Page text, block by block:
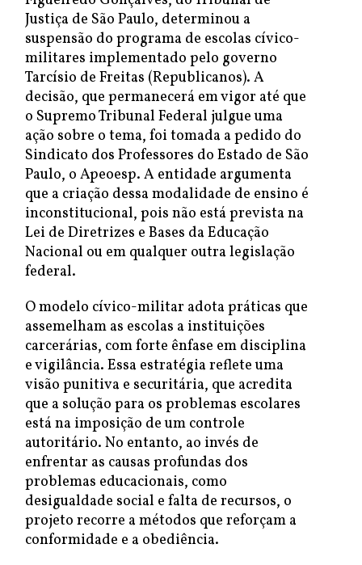
Justiça de São Paulo, determinou a
suspensão do programa de escolas cívico-
militares implementado pelo governo
Tarcísio de Freitas (Republicanos). A
decisão, que permanecerá em vigor até que
o Supremo Tribunal Federal julgue uma
ação sobre o tema, foi tomada a pedido do
Sindicato dos Professores do Estado de São
Paulo, o Apeoesp. A entidade argumenta
que a criação dessa modalidade de ensino é
inconstitucional, pois não está prevista na
Lei de Diretrizes e Bases da Educação
Nacional ou em qualquer outra legislação
federal.
O modelo cívico-militar adota práticas que
assemelham as escolas a instituições
carcerárias, com forte ênfase em disciplina
e vigilância. Essa estratégia reflete uma
visão punitiva e securitária, que acredita
que a solução para os problemas escolares
está na imposição de um controle
autoritário. No entanto, ao invés de
enfrentar as causas profundas dos
problemas educacionais, como
desigualdade social e falta de recursos, o
projeto recorre a métodos que reforçam a
conformidade e a obediência.